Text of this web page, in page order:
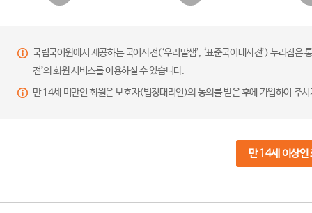
국립국어원에서 제공하는 국어사전(‘우리말샘’, ‘표준국어대사전’) 누리집
전’의 회원 서비스를 이용하실 수 있습니다.
만 14세 미만인 회원은 보호자(법정대리인)의 동의를 받은 후에 가입하여 주
만 14세 이상인